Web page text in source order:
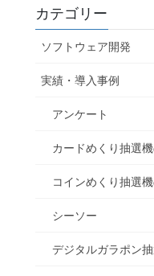
カテゴリー
ソフトウェア開発
実績・導入事例
アンケート
カードめくり抽選
コインめくり抽選
シーソー
デジタルガラポン